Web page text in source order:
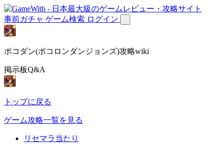
事前ガチャ ゲーム検索 ログイン
ポコダン(ポコロンダンジョンズ)攻略wiki
掲示板Q&A
トップに戻る
ゲーム攻略一覧を見る
リセマラ当たり